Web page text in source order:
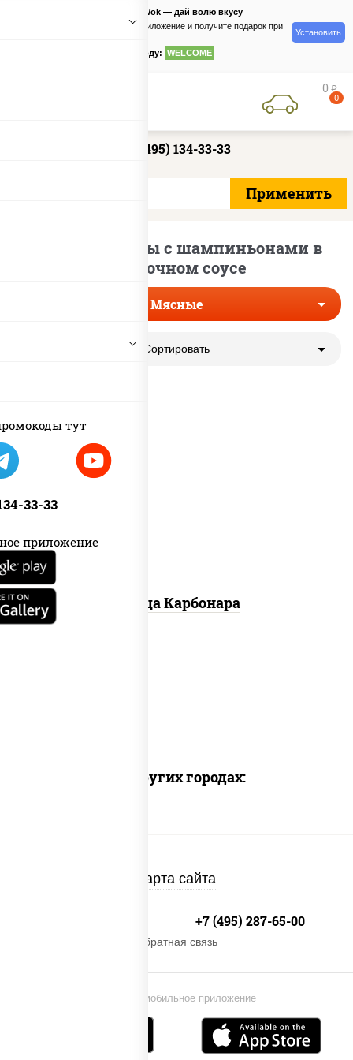
тут
33-33
приложение
PizzaSushiWok — дай волю вкусу
Скачайте приложение и получите подарок при
по промокоду: WELCOME
Установить
0 руб
0
+7 (495) 134-33-33
Мясные пиццы с шампиньонами в
сливочном соусе
Мясные
Сортировать
грибы шампиньоны в сливочном
соусе, грибы шампиньоны, чеснок,
Пицца Карбонара
Доставка в других городах:
Карта сайта
Установи мобильное приложение
+7 (495) 287-65-00
Обратная связь